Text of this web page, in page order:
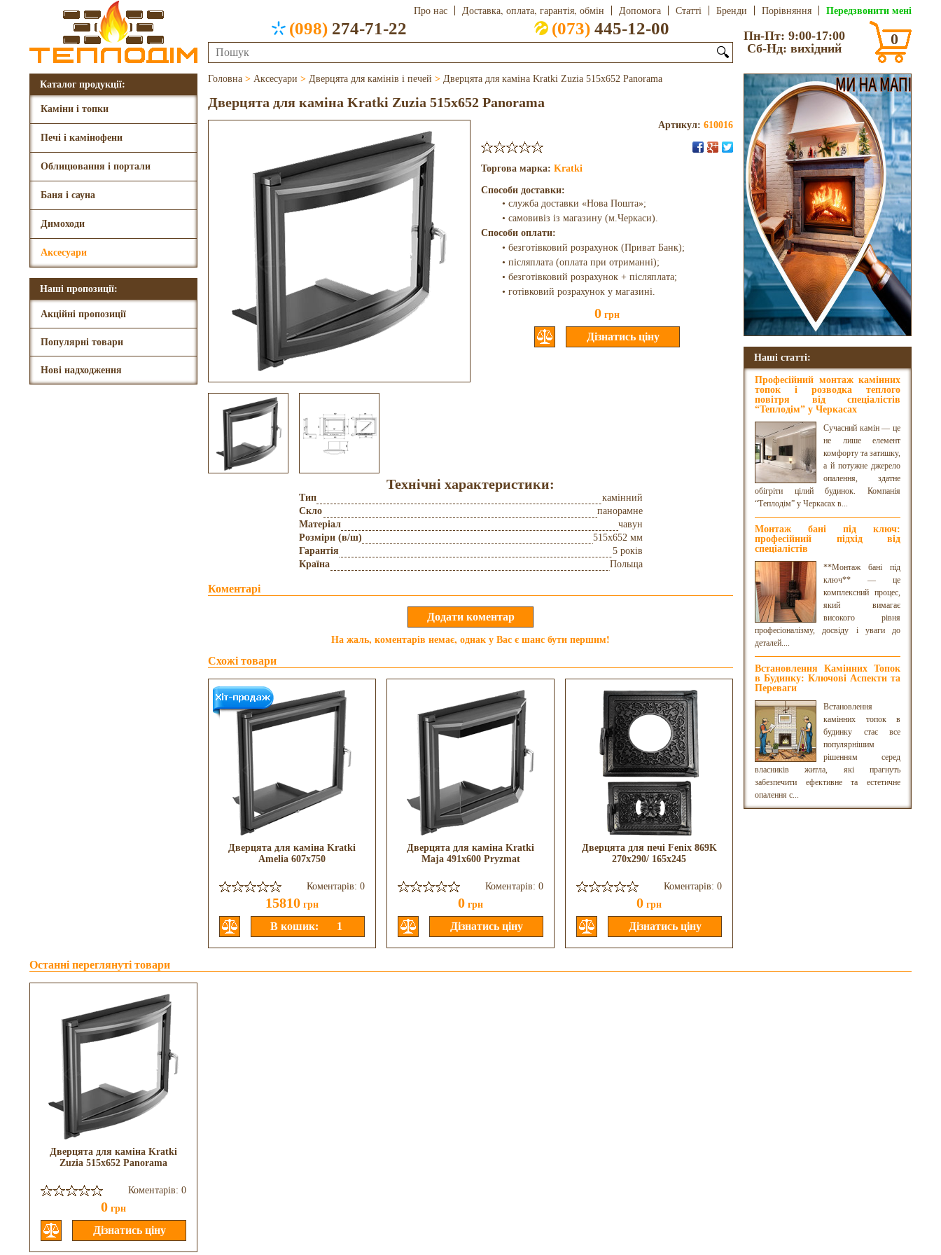
Про нас Доставка, оплата, гарантія, обмін Допомога Статті Бренди Порівняння Передзвонити мені
(098) 274-71-22 (073) 445-12-00
🔍
Пн-Пт: 9:00-17:00
Сб-Нд: вихідний
0
Каталог продукції:
Каміни і топки
Печі і камінофени
Облицювання і портали
Баня і сауна
Димоходи
Аксесуари
Наші пропозиції:
Акційні пропозиції
Популярні товари
Нові надходження
Наші статті:
Професійний монтаж камінних
топок і розводка теплого
повітря від спеціалістів
“Теплодім” у Черкасах
Сучасний камін — це
не лише елемент
комфорту та затишку,
а й потужне джерело
опалення, здатне
обігріти цілий будинок. Компанія
“Теплодім” у Черкасах в...
Монтаж бані під ключ:
професійний підхід від
спеціалістів
**Монтаж бані під
ключ** — це
комплексний процес,
який вимагає
високого рівня
професіоналізму, досвіду і уваги до
деталей....
Встановлення Камінних Топок
в Будинку: Ключові Аспекти та
Переваги
Встановлення
камінних топок в
будинку стає все
популярнішим
рішенням серед
власників житла, які прагнуть
забезпечити ефективне та естетичне
опалення с...
Головна > Аксесуари > Дверцята для камінів і печей > Дверцята для каміна Kratki Zuzia 515x652 Panorama
Дверцята для каміна Kratki Zuzia 515x652 Panorama
Артикул: 610016
Торгова марка: Kratki
Способи доставки:
• служба доставки «Нова Пошта»;
• самовивіз із магазину (м.Черкаси).
Способи оплати:
• безготівковий розрахунок (Приват Банк);
• післяплата (оплата при отриманні);
• безготівковий розрахунок + післяплата;
• готівковий розрахунок у магазині.
0 грн
Технічні характеристики:
Тип
камінний
Скло
панорамне
Матеріал
чавун
Розміри (в/ш)
515x652 мм
Гарантія
5 років
Країна
Польща
Коментарі
На жаль, коментарів немає, однак у Вас є шанс бути першим!
Схожі товари
Дверцята для каміна Kratki
Amelia 607x750
Коментарів: 0
15810 грн
Дверцята для каміна Kratki
Maja 491x600 Pryzmat
Коментарів: 0
0 грн
Дверцята для печі Fenix 869K
270x290/ 165x245
Коментарів: 0
0 грн
Останні переглянуті товари
Дверцята для каміна Kratki
Zuzia 515x652 Panorama
Коментарів: 0
0 грн